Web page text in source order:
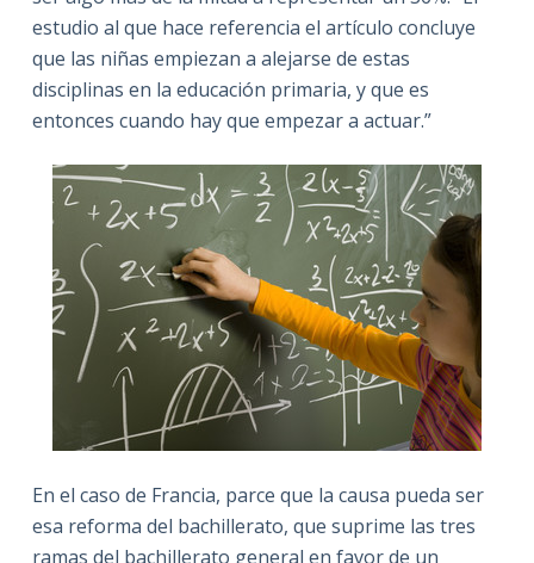
estudio al que hace referencia el artículo concluye
que las niñas empiezan a alejarse de estas
disciplinas en la educación primaria, y que es
entonces cuando hay que empezar a actuar.”
En el caso de Francia, parce que la causa pueda ser
esa reforma del bachillerato, que suprime las tres
ramas del bachillerato general en favor de un